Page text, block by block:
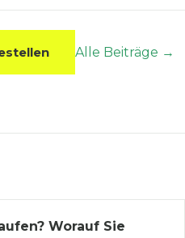
Alle Beiträge →
Worauf Sie